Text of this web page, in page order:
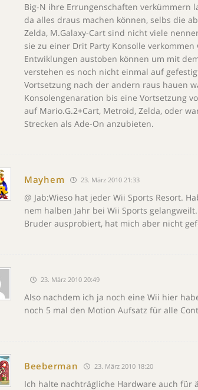
Big-N ihre Errungenschaften verkümmern
da alles draus machen können, selbs die
Zelda, M.Galaxy-Cart sind nicht viele
sie zu einer Drit Party Konsolle
Entwiklungen austoben können um mit
verstehen es noch nicht einmal auf
Vortsetzung nach der andern raus hauen
Konsolengenaration bis eine Vortsetzung
auf Mario.G.2+Cart, Metroid, Zelda, oder
Strecken als Ade-On anzubieten.
Mayhem 23. März 2010 21:33
@ Jab:Wieso hat jeder Wii Sports Resort.
nem halben Jahr bei Wii Sports
Bruder ausprobiert, hat mich aber nicht
23. März 2010 20:49
Also nachdem ich ja noch eine Wii hier
noch 5 mal den Motion Aufsatz für alle
Beeberman 23. März 2010 18:20
Ich halte nachträgliche Hardware auch für